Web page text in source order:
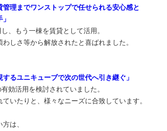
理までワンストップで任せられる安心感と
、もう一棟を賃貸として活用。
しさ等から解放されたと喜ばれました。
るユニキューブで次の世代へ引き継ぐ」
効活用を検討されていました。
いたりと、様々なニーズに合致しています。
は、